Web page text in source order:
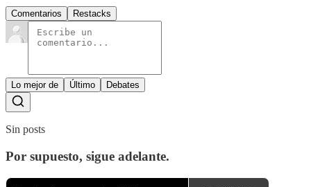
Comentarios Restacks
Lo mejor de Último Debates
Sin posts
Por supuesto, sigue adelante.